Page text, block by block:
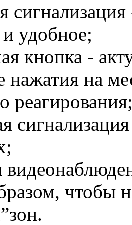
удобное;
кнопка -
нажатия на
реагирования;
чтобы